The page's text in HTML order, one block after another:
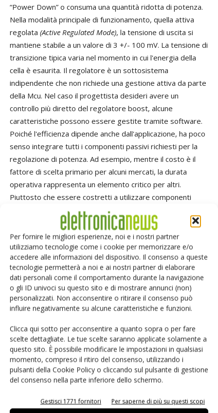
Per fornire le migliori esperienze, noi e i nostri partner
utilizziamo tecnologie come i cookie per memorizzare e/o
accedere alle informazioni del dispositivo. Il consenso a queste
tecnologie permetterà a noi e ai nostri partner di elaborare
dati personali come il comportamento durante la navigazione
o gli ID univoci su questo sito e di mostrare annunci (non)
personalizzati. Non acconsentire o ritirare il consenso può
influire negativamente su alcune caratteristiche e funzioni.
Clicca qui sotto per acconsentire a quanto sopra o per fare
scelte dettagliate. Le tue scelte saranno applicate solamente a
questo sito. È possibile modificare le impostazioni in qualsiasi
momento, compreso il ritiro del consenso, utilizzando i
pulsanti della Cookie Policy o cliccando sul pulsante di gestione
del consenso nella parte inferiore dello schermo.
Gestisci 1771 fornitori Per saperne di più su questi scopi
“Power Down” o consuma una quantità ridotta di potenza.
Nella modalità principale di funzionamento, quella attiva
regolata (Active Regulated Mode), la tensione di uscita si
mantiene stabile a un valore di 3 +/- 100 mV. La tensione di
transizione tipica varia nel momento in cui l'energia della
cella è esaurita. Il regolatore è un sottosistema
indipendente che non richiede una gestione attiva da parte
della Mcu. Nel caso il progettista desideri avere un
controllo più diretto del regolatore boost, alcune
caratteristiche possono essere gestite tramite software.
Poiché l'efficienza dipende anche dall'applicazione, ha poco
senso integrare tutti i componenti passivi richiesti per la
regolazione di potenza. Ad esempio, mentre il costo è il
fattore di scelta primario per alcuni mercati, la durata
operativa rappresenta un elemento critico per altri.
Piuttosto che essere costretti a utilizzare componenti
passivi ottimizzati per soddisfare un criterio che non risulta
di fondamentale importanza per un determinato mercato o
capace di garantire una risposta buona (ma non
ottimizzata) per tutte le applicazioni, gli sviluppatori
dovrebbe essere in grado, almeno dal punto di vista
teorico, di scegliere i componenti passivi che permettano
di ottenere la soluzione più adatta alla particolare
applicazione considerata. Questo risultato può essere
ottenuto con un numero estremamente ridotto di
componenti (come ad esempio un induttore, due
condensatori di by-pass e un diodo Schottky).
Gestione intelligente della batteria
Una stima accurata della potenza rimanente è un elemento importante per
ricaricabili, per esempio, richiede un attento monitoraggio e controllo della